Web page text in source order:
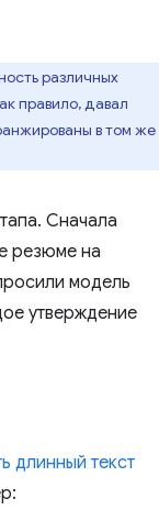
различных
правило, давал
в том же
Сначала
резюме на
модель
утверждение
длинный текст